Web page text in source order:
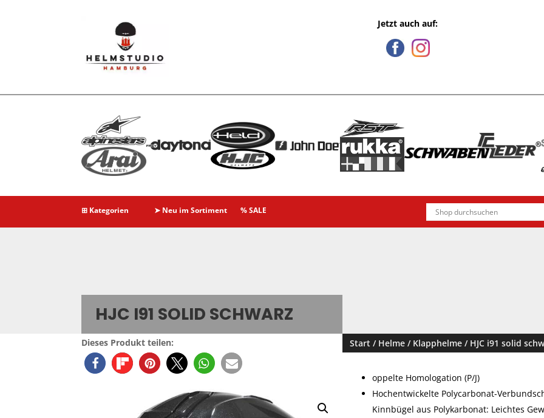
Jetzt auch auf:
⊞ Kategorien ➤ Neu im Sortiment % SALE
HJC I91 SOLID SCHWARZ
Dieses Produkt teilen: Start / Helme / Klapphelme / HJC i91 solid
oppelte Homologation (P/J)
Hochentwickelte Polycarbonat-
Kinnbügel aus Polykarbonat: Leichtes